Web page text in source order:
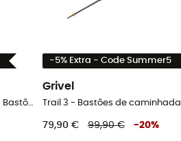
Tibet-3 Brins Cone Twistlock - Bastões de caminhada
-5% Extra - Code Summer5
Grivel
Trail 3 - Bastões de caminhada
79,90 € 99,90 € -20%